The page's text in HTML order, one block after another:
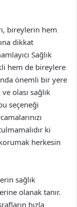
bireylerin hem
dikkat
Sağlık
hem de bireylere
önemli bir yere
olası sağlık
seçeneği
ki
herkesin
sağlık
olanak tanır.
hızla